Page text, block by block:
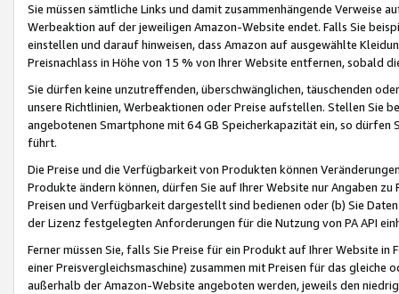
Sie müssen sämtliche Links und damit zusammenhängende
Werbeaktion auf der jeweiligen Amazon-Website endet. Falls Sie
einstellen und darauf hinweisen, dass Amazon auf ausgewählte
Preisnachlass in Höhe von 15 % von Ihrer Website entfernen, sobald
Sie dürfen keine unzutreffenden, überschwänglichen, täuschenden
unsere Richtlinien, Werbeaktionen oder Preise aufstellen. Stellen Sie
angebotenen Smartphone mit 64 GB Speicherkapazität ein, so dürfen
führt.
Die Preise und die Verfügbarkeit von Produkten können
Produkte ändern können, dürfen Sie auf Ihrer Website nur Angaben
Preisen und Verfügbarkeit dargestellt sind bedienen oder (b) Sie
der Lizenz festgelegten Anforderungen für die Nutzung von PA API
Ferner müssen Sie, falls Sie Preise für ein Produkt auf Ihrer Website
einer Preisvergleichsmaschine) zusammen mit Preisen für das
außerhalb der Amazon-Website angeboten werden, jeweils den